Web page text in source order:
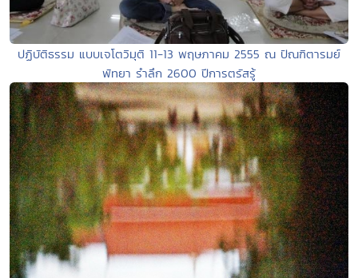
ปฏิบัติธรรม แบบเจโตวิมุติ 11-13 พฤษภาคม 2555 ณ ปัณฑิตารมย์
พัทยา รำลึก 2600 ปีการตรัสรู้